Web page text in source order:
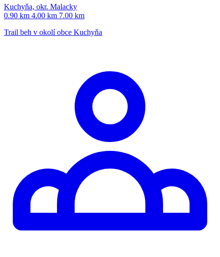
Kuchyňa, okr. Malacky
0.90 km 4.00 km 7.00 km
Trail beh v okolí obce Kuchyňa